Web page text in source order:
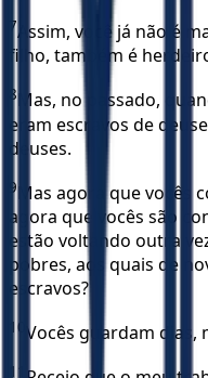
7Assim, você já não é
filho, também é
8
Mas, no passado,
eram escravos de
deuses.
9
Mas agora que vocês
agora que vocês são
estão voltando outra
pobres, aos quais de
escravos?
10 Vocês guardam dias,
11